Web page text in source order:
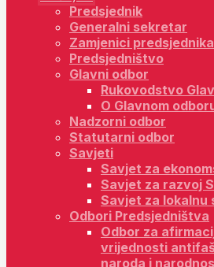
Predsjednik
Generalni sekretar
Zamjenici predsjednika
Predsjedništvo
Glavni odbor
Rukovodstvo
O Glavnom
Nadzorni odbor
Statutarni odbor
Savjeti
Savjet za
Savjet za razvoj
Savjet za lokalnu
Odbori Predsjedništva
Odbor za
vrijednosti
naroda i